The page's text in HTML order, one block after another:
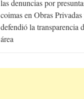
las denuncias por
coimas en Obras
defendió la transparencia
área